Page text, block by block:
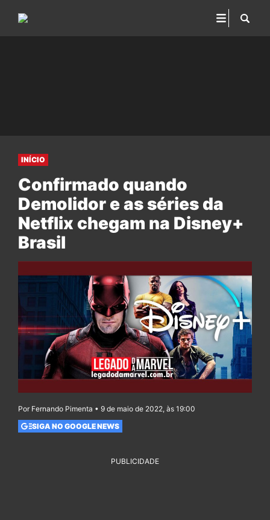
INÍCIO
Confirmado quando
Demolidor e as séries da
Netflix chegam na Disney+
Brasil
Por Fernando Pimenta • 9 de maio de 2022, às 19:00
SIGA NO GOOGLE NEWS
PUBLICIDADE